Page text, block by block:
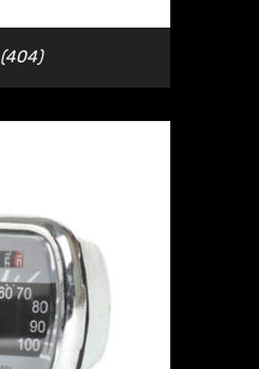
(404)